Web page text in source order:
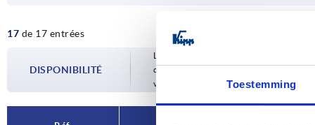
Toestemming
88
100 20
17 de 17 entrées
DISPONIBILITÉ
Les disponibilités sont mises à jour
d’expédition confirmée vous est
votre commande.